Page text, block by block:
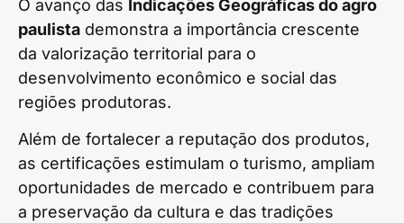
O avanço das Indicações Geográficas do agro
paulista demonstra a importância crescente
da valorização territorial para o
desenvolvimento econômico e social das
regiões produtoras.
Além de fortalecer a reputação dos produtos,
as certificações estimulam o turismo, ampliam
oportunidades de mercado e contribuem para
a preservação da cultura e das tradições